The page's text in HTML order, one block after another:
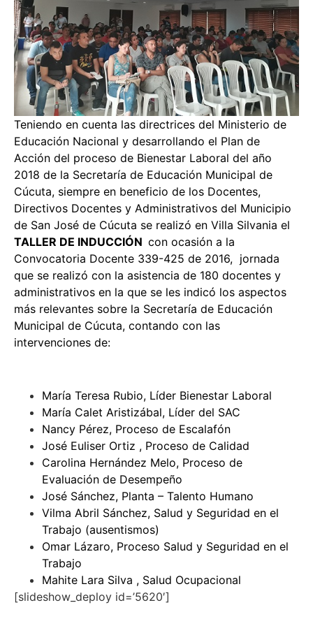
Teniendo en cuenta las directrices del Ministerio de
Educación Nacional y desarrollando el Plan de
Acción del proceso de Bienestar Laboral del año
2018 de la Secretaría de Educación Municipal de
Cúcuta, siempre en beneficio de los Docentes,
Directivos Docentes y Administrativos del Municipio
de San José de Cúcuta se realizó en Villa Silvania el
TALLER DE INDUCCIÓN con ocasión a la
Convocatoria Docente 339-425 de 2016, jornada
que se realizó con la asistencia de 180 docentes y
administrativos en la que se les indicó los aspectos
más relevantes sobre la Secretaría de Educación
Municipal de Cúcuta, contando con las
intervenciones de:
María Teresa Rubio, Líder Bienestar Laboral
María Calet Aristizábal, Líder del SAC
Nancy Pérez, Proceso de Escalafón
José Euliser Ortiz , Proceso de Calidad
Carolina Hernández Melo, Proceso de
Evaluación de Desempeño
José Sánchez, Planta – Talento Humano
Vilma Abril Sánchez, Salud y Seguridad en el
Trabajo (ausentismos)
Omar Lázaro, Proceso Salud y Seguridad en el
Trabajo
Mahite Lara Silva , Salud Ocupacional
[slideshow_deploy id=’5620′]